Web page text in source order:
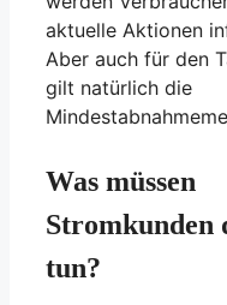
aktuelle Aktionen
Aber auch für den
gilt natürlich die
Was müssen
Stromkunden
tun?